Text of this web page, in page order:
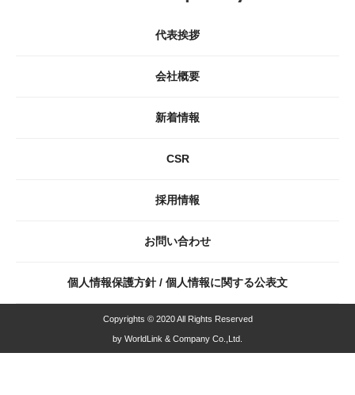
代表挨拶
会社概要
新着情報
CSR
採用情報
お問い合わせ
個人情報保護方針 / 個人情報に関する公表文
Copyrights © 2020 All Rights Reserved
by WorldLink & Company Co.,Ltd.